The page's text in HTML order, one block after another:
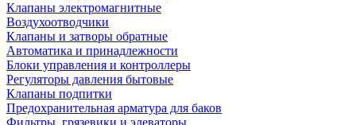
Клапаны электромагнитные
Воздухоотводчики
Клапаны и затворы обратные
Автоматика и принадлежности
Блоки управления и контроллеры
Регуляторы давления бытовые
Клапаны подпитки
Предохранительная арматура для баков
Фильтры, грязевики и элеваторы